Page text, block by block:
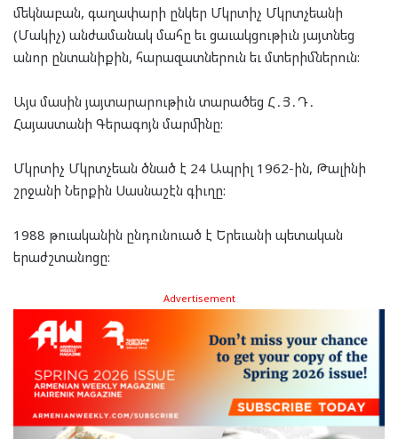
մեկնաբան, գաղափարի ընկեր Մկրտիչ Մկրտչեանի
(Մակիչ) անժամանակ մահը եւ ցաւակցութիւն յայտնեց
անոր ընտանիքին, հարազատներուն եւ մտերիմներուն:
Այս մասին յայտարարութիւն տարածեց Հ․Յ․Դ․
Հայաստանի Գերագոյն մարմինը:
Մկրտիչ Մկրտչեան ծնած է 24 Ապրիլ 1962-ին, Թալինի
շրջանի Ներքին Սասնաշէն գիւղը:
1988 թուականին ընդունուած է Երեւանի պետական
երաժշտանոցը:
Advertisement